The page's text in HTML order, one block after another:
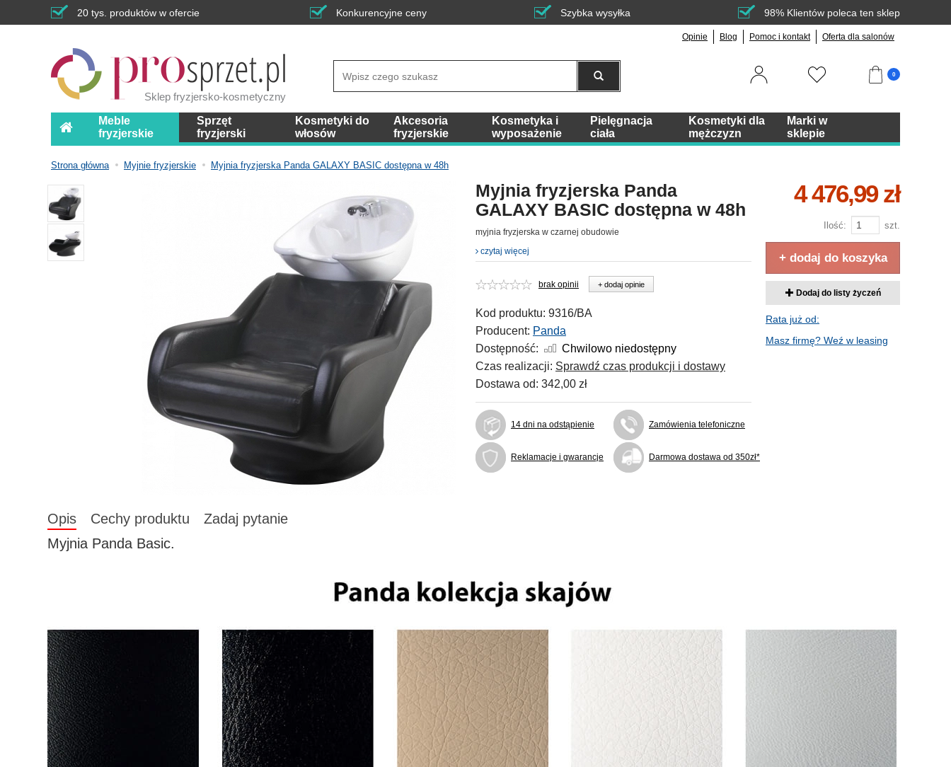
20 tys. produktów w ofercie Konkurencyjne ceny Szybka wysyłka 98% Klientów poleca ten sklep
Opinie Blog Pomoc i kontakt Oferta dla salonów
Sklep fryzjersko-kosmetyczny
0
Meble
fryzjerskie
Sprzęt
fryzjerski
Kosmetyki do
włosów
Akcesoria
fryzjerskie
Kosmetyka i
wyposażenie
Pielęgnacja
ciała
Kosmetyki dla
mężczyzn
Marki w
sklepie
Strona główna Myjnie fryzjerskie Myjnia fryzjerska Panda GALAXY BASIC dostępna w 48h
Myjnia fryzjerska Panda
GALAXY BASIC dostępna w 48h
myjnia fryzjerska w czarnej obudowie
czytaj więcej
brak opinii + dodaj opinie
Kod produktu: 9316/BA
Producent: Panda
Dostępność:
Chwilowo niedostępny
Czas realizacji: Sprawdź czas produkcji i dostawy
Dostawa od: 342,00 zł
14 dni na odstąpienie Zamówienia telefoniczne
Reklamacje i gwarancje Darmowa dostawa od 350zł*
4 476,99 zł
Ilość: szt.
+ dodaj do koszyka
Dodaj do listy życzeń
Rata już od:
Masz firmę? Weź w leasing
Opis Cechy produktu
Zadaj pytanie
Myjnia Panda Basic.